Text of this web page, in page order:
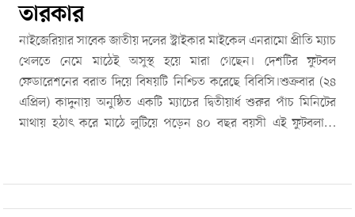
তারকার
নাইজেরিয়ার সাবেক জাতীয় দলের স্ট্রাইকার মাইকেল এনরামো প্রীতি ম্যাচ
খেলতে নেমে মাঠেই অসুস্থ হয়ে মারা গেছেন। দেশটির ফুটবল
ফেডারেশনের বরাত দিয়ে বিষয়টি নিশ্চিত করেছে বিবিসি।শুক্রবার (২৪
এপ্রিল) কাদুনায় অনুষ্ঠিত একটি ম্যাচের দ্বিতীয়ার্ধ শুরুর পাঁচ মিনিটের
মাথায় হঠাৎ করে মাঠে লুটিয়ে পড়েন ৪০ বছর বয়সী এই ফুটবলার।
ক্যারিয়ারে তিউনিসিয়া, আলজেরিয়া, সৌদি আরব ও তুরস্কের বিভিন্ন ক্লাবে
খেলেছেন এনরামো। শক্তিশালী শারীরিক গঠন ও গোল করার দক্ষতার